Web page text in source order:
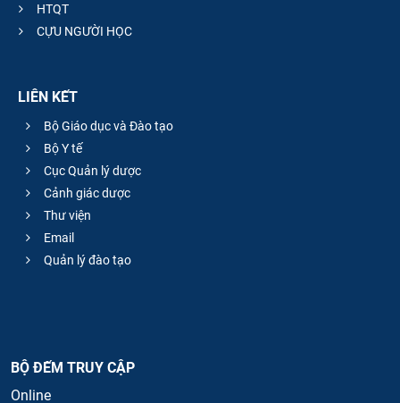
HTQT
CỰU NGƯỜI HỌC
LIÊN KẾT
Bộ Giáo dục và Đào tạo
Bộ Y tế
Cục Quản lý dược
Cảnh giác dược
Thư viện
Email
Quản lý đào tạo
BỘ ĐẾM TRUY CẬP
Online